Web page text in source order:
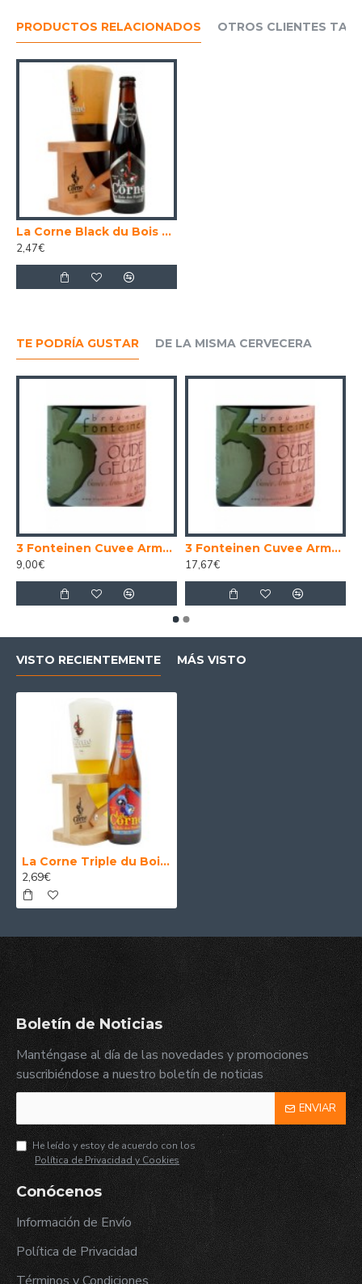
PRODUCTOS RELACIONADOS OTROS CLIENTES
La Corne Black du Bois des Pendus Cerveza Belga Ale Oscura Fuerte 33 Cl
2,47€
TE PODRÍA GUSTAR DE LA MISMA CERVECERA
3 Fonteinen Cuvee Armand . Gaston - Cerveza Belga Lambic Gueuze 37,5cl
9,00€
3 Fonteinen Cuvee Armand . Gaston - Cerveza Belga Lambic Gueuze 75 cl.
17,67€
VISTO RECIENTEMENTE MÁS VISTO
La Corne Triple du Bois des Pendus - Cerveza Belga Ale 33 cl.
2,69€
Boletín de Noticias
Manténgase al día de las novedades y promociones
suscribiéndose a nuestro boletín de noticias
ENVIAR
He leído y estoy de acuerdo con los
Política de Privacidad y Cookies
Conócenos
Información de Envío
Política de Privacidad